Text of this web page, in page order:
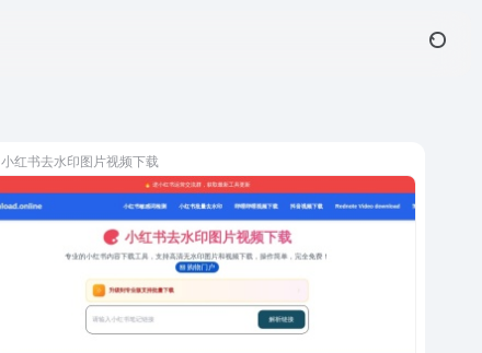
小红书去水印图片视频下载